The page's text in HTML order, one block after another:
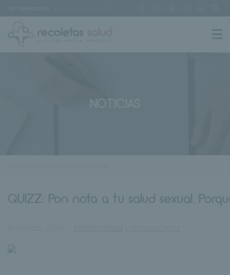
NOTICIAS
QUIZZ: Pon nota a tu salud sexual.